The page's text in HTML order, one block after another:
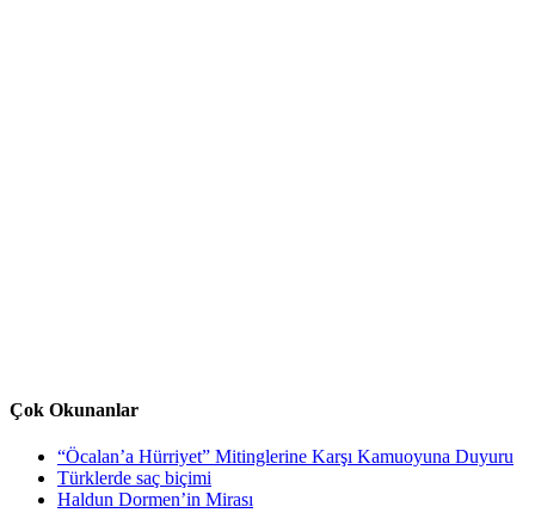
Çok Okunanlar
“Öcalan’a Hürriyet” Mitinglerine Karşı Kamuoyuna Duyuru
Türklerde saç biçimi
Haldun Dormen’in Mirası